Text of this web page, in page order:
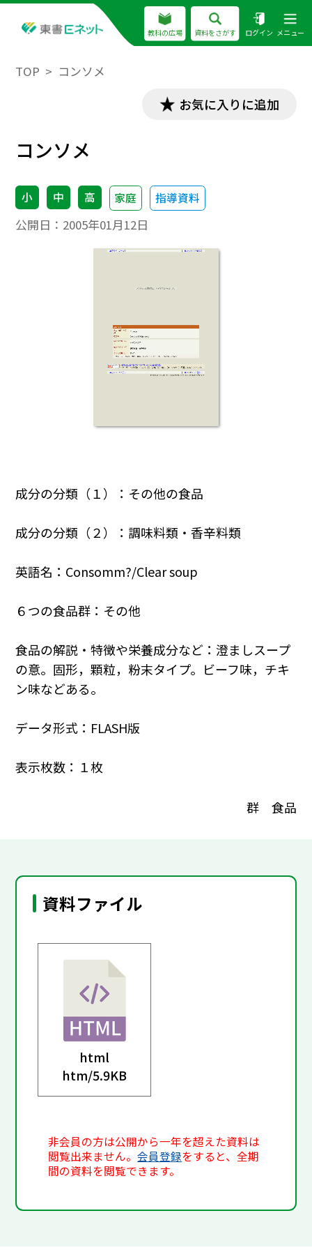
教科の広場 資料をさがす ログイン メニュー
TOP コンソメ
お気に入りに追加
コンソメ
小 中 高 家庭 指導資料
公開日： 2005年01月12日
成分の分類（１）：その他の食品
成分の分類（２）：調味料類・香辛料類
英語名：Consomm?/Clear soup
６つの食品群：その他
食品の解説・特徴や栄養成分など：澄ましスープ
の意。固形，顆粒，粉末タイプ。ビーフ味，チキ
ン味などある。
データ形式：FLASH版
表示枚数：１枚
群 食品
資料ファイル
html
htm/5.9KB
非会員の方は公開から一年を超えた資料は
閲覧出来ません。会員登録をすると、全期
間の資料を閲覧できます。